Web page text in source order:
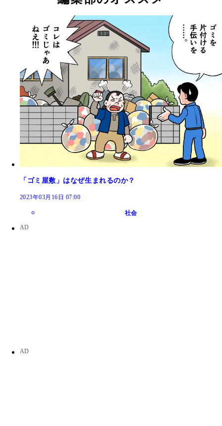
「ゴミ屋敷」はなぜ生まれるのか？
2023年03月16日 07:00
社会